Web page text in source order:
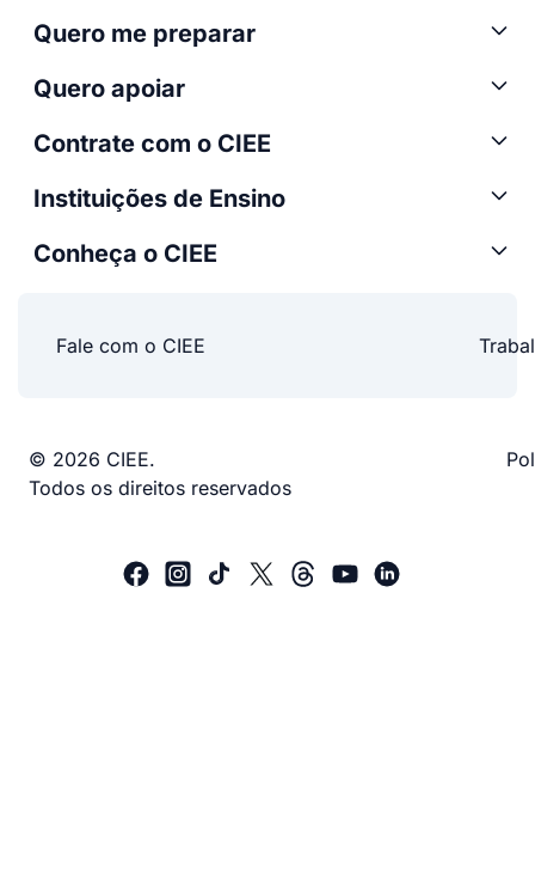
Quero me preparar
Quero apoiar
Contrate com o CIEE
Instituições de Ensino
Conheça o CIEE
Fale com o CIEE
© 2026 CIEE.
Todos os direitos reservados